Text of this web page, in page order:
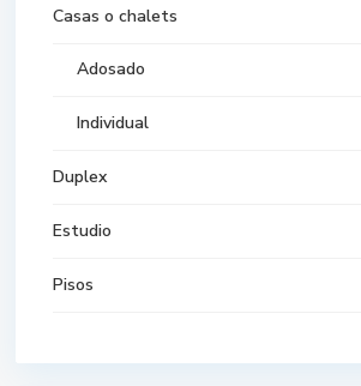
Casas o chalets
Adosado
Individual
Duplex
Estudio
Pisos